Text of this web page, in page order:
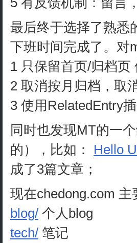
最后终于选择了熟悉
下班时间完成了。对
1 只保留首页/归档页
2 取消按月归档，取
3 使用RelatedEntry
同时也发现MT的一
的），比如： Hello
成了3篇文章；
现在chedong.com
blog/ 个人blog
tech/ 笔记